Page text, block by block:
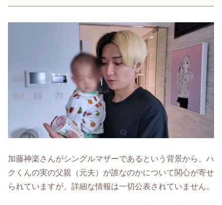
加藤神楽さんがシングルマザーであるという背景から、ハ
クくんの実の父親（元夫）が誰なのかについて関心が寄せ
られていますが、詳細な情報は一切公表されていません。